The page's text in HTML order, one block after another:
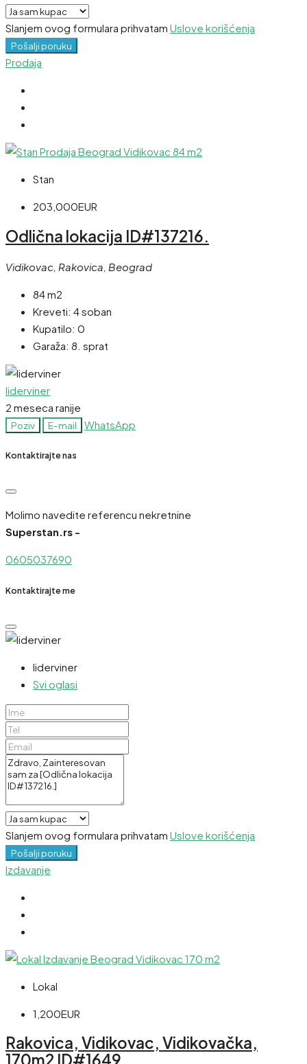
Slanjem ovog formulara prihvatam Uslove korišćenja
Pošalji poruku
Prodaja
Stan
203,000EUR
Odlična lokacija ID#137216.
Vidikovac, Rakovica, Beograd
84 m2
Kreveti: 4 soban
Kupatilo: 0
Garaža: 8. sprat
liderviner
2 meseca ranije
Poziv E-mail WhatsApp
Kontaktirajte nas
Molimo navedite referencu nekretnine
Superstan.rs -
0605037690
Kontaktirajte me
liderviner
Svi oglasi
Slanjem ovog formulara prihvatam Uslove korišćenja
Pošalji poruku
Izdavanje
Lokal
1,200EUR
Rakovica, Vidikovac, Vidikovačka,
170m2 ID#1649.